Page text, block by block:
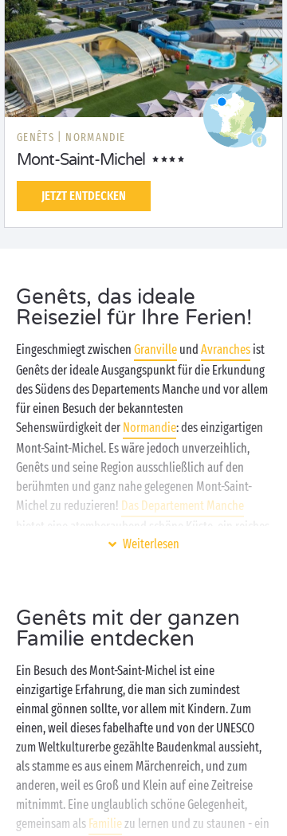
GENÊTS | NORMANDIE
Mont-Saint-Michel
JETZT ENTDECKEN
Genêts, das ideale
Reiseziel für Ihre Ferien!
Eingeschmiegt zwischen Granville und Avranches ist
Genêts der ideale Ausgangspunkt für die Erkundung
des Südens des Departements Manche und vor allem
für einen Besuch der bekanntesten
Sehenswürdigkeit der Normandie: des einzigartigen
Mont-Saint-Michel. Es wäre jedoch unverzeihlich,
Genêts und seine Region ausschließlich auf den
berühmten und ganz nahe gelegenen Mont-Saint-
Michel zu reduzieren! Das Departement Manche
bietet eine atemberaubend schöne Küste, ein reiches
Kulturerbe, verschiedenste Aktivitäten und vieles
Normandie können Sie die Vorzüge Ihres Campings
Sandaya und seiner für Sie konzipierten
Erlebnisbad,kostenlose Kinderclubs, Animationen
tagsüber sowie am Abend usw. Maßgeschneiderte
und 100 % gelungene Ferien erwarten Sie!
Weiterlesen
Genêts mit der ganzen
Familie entdecken
Ein Besuch des Mont-Saint-Michel ist eine
einzigartige Erfahrung, die man sich zumindest
einmal gönnen sollte, vor allem mit Kindern. Zum
einen, weil dieses fabelhafte und von der UNESCO
zum Weltkulturerbe gezählte Baudenkmal aussieht,
als stamme es aus einem Märchenreich, und zum
anderen, weil es Groß und Klein auf eine Zeitreise
mitnimmt. Eine unglaublich schöne Gelegenheit,
gemeinsam als Familiezu lernen und zu staunen - ein